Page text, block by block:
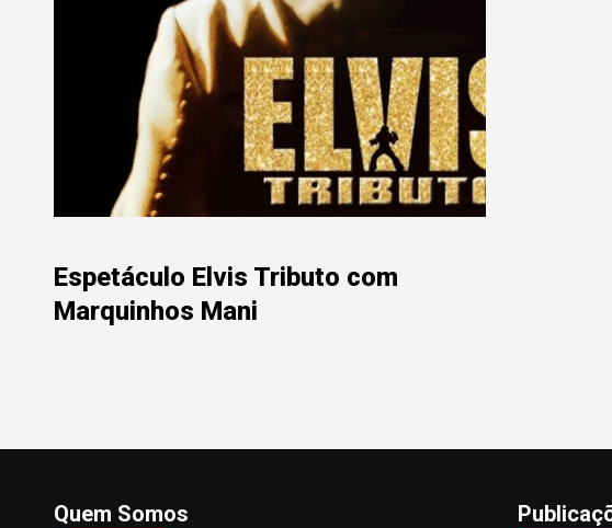
Espetáculo Elvis Tributo com
Marquinhos Mani
Quem Somos